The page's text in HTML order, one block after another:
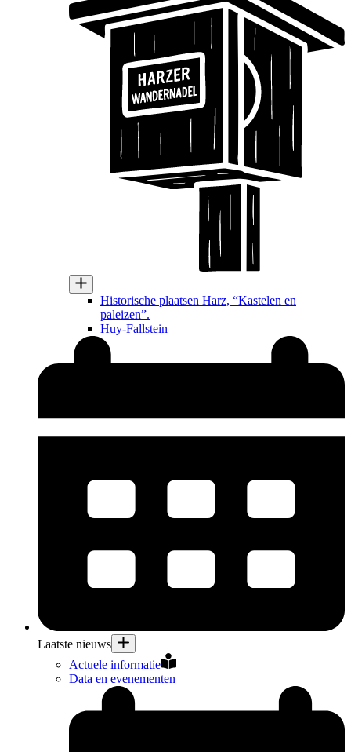
Historische plaatsen Harz, “Kastelen en
paleizen”.
Huy-Fallstein
Laatste nieuws
Actuele informatie
Data en evenementen